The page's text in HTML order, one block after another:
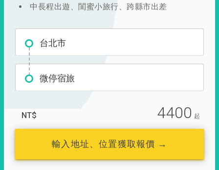
中長程出遊、閨蜜小旅行、跨縣市出差
台北市
微停宿旅
NT$ 4400 起
輸入地址、位置獲取報價 →